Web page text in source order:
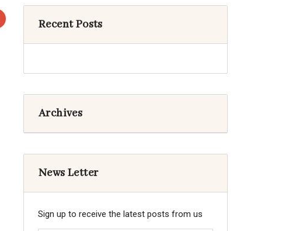
Recent Posts
Archives
News Letter
Sign up to receive the latest posts from us